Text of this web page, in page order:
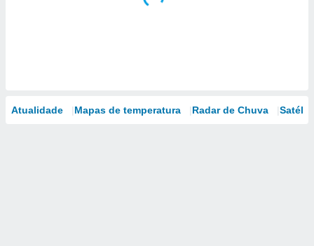
Atualidade Mapas de temperatura Radar de Chuva